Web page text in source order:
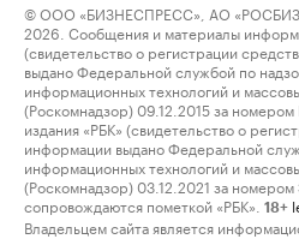
© ООО «БИЗНЕСПРЕСС», АО
2026. Сообщения и материалы
(свидетельство о регистрации
выдано Федеральной службой по
информационных технологий и
(Роскомнадзор) 09.12.2015 за
издания «РБК» (свидетельство о
информации выдано Федеральной
информационных технологий и
(Роскомнадзор) 03.12.2021 за
сопровождаются пометкой «РБК».
18+
Владельцем сайта является